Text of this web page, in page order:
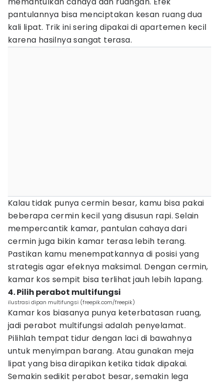
pantulannya bisa menciptakan kesan ruang dua
kali lipat. Trik ini sering dipakai di apartemen kecil
karena hasilnya sangat terasa.
Kalau tidak punya cermin besar, kamu bisa pakai
beberapa cermin kecil yang disusun rapi. Selain
mempercantik kamar, pantulan cahaya dari
cermin juga bikin kamar terasa lebih terang.
Pastikan kamu menempatkannya di posisi yang
strategis agar efeknya maksimal. Dengan cermin,
kamar kos sempit bisa terlihat jauh lebih lapang.
4. Pilih perabot multifungsi
ilustrasi dipan multifungsi (freepik.com/freepik)
Kamar kos biasanya punya keterbatasan ruang,
jadi perabot multifungsi adalah penyelamat.
Pilihlah tempat tidur dengan laci di bawahnya
untuk menyimpan barang. Atau gunakan meja
lipat yang bisa dirapikan ketika tidak dipakai.
Semakin sedikit perabot besar, semakin lega